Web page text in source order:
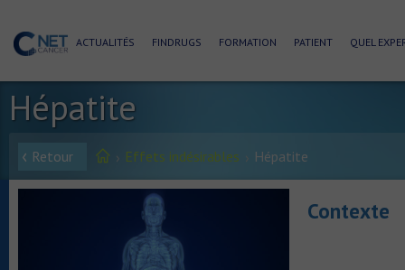
ACTUALITÉS FINDRUGS FORMATION PATIENT QUEL
Hépatite
Retour Effets indésirables Hépatite
Contexte